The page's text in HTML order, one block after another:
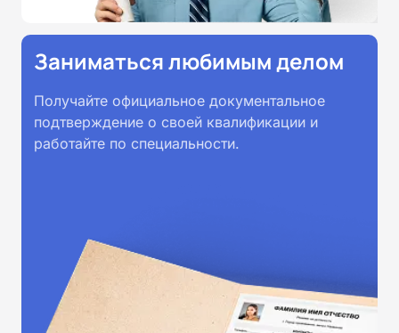
Заниматься любимым делом
Получайте официальное документальное
подтверждение о своей квалификации и
работайте по специальности.